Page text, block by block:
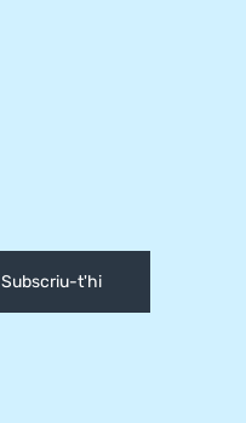
Subscriu-t'hi